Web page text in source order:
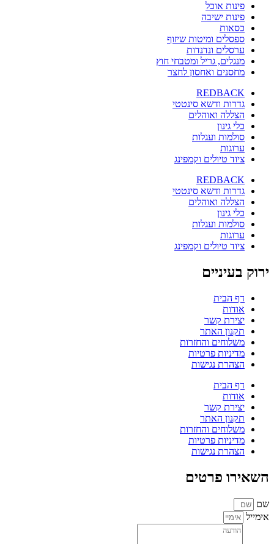
פינות אוכל
פינות ישיבה
כסאות
ספסלים ומיטות שיזוף
ערסלים ונדנדות
מנגלים, גריל ומטבחי חוץ
מחסנים ואחסון לחצר
REDBACK
גדרות ודשא סינטטי
הצללה ואוהלים
כלי גינון
סולמות ועגלות
ערוגות
ציוד טיולים וקמפינג
REDBACK
גדרות ודשא סינטטי
הצללה ואוהלים
כלי גינון
סולמות ועגלות
ערוגות
ציוד טיולים וקמפינג
ירוק בעיניים
דף הבית
אודות
יצירת קשר
תקנון האתר
משלוחים והחזרות
מדיניות פרטיות
הצהרת נגישות
דף הבית
אודות
יצירת קשר
תקנון האתר
משלוחים והחזרות
מדיניות פרטיות
הצהרת נגישות
השאירו פרטים
שם
אימייל